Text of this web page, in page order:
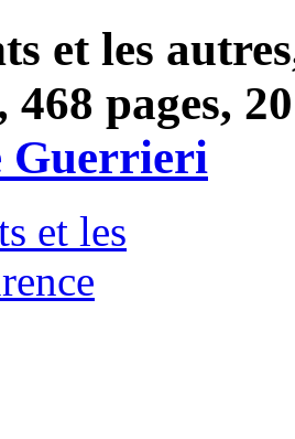
et les
468 pages,
Guerrieri